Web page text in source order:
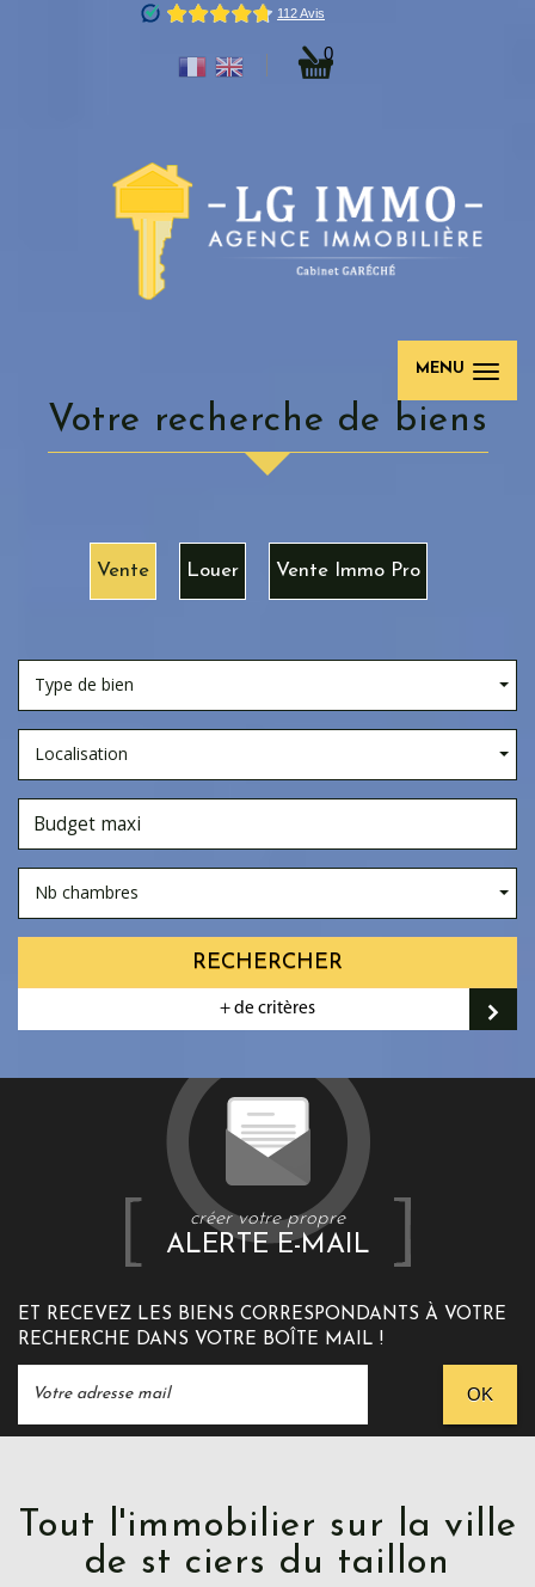
0
MENU
Votre recherche de biens
Vente Louer Vente Immo Pro
Type de bien
Localisation
Nb chambres
RECHERCHER
+ de critères
créer votre propre
ALERTE E-MAIL
ET RECEVEZ LES BIENS CORRESPONDANTS À VOTRE
RECHERCHE DANS VOTRE BOÎTE MAIL !
OK
Tout l'immobilier sur la ville
de st ciers du taillon